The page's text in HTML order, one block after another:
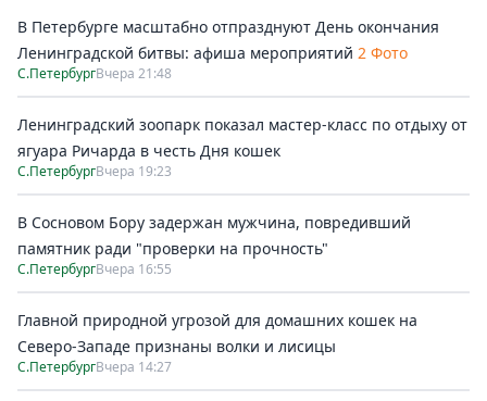
В Петербурге масштабно отпразднуют День окончания
Ленинградской битвы: афиша мероприятий 2 Фото
С.ПетербургВчера 21:48
Ленинградский зоопарк показал мастер-класс по отдыху от
ягуара Ричарда в честь Дня кошек
С.ПетербургВчера 19:23
В Сосновом Бору задержан мужчина, повредивший
памятник ради "проверки на прочность"
С.ПетербургВчера 16:55
Главной природной угрозой для домашних кошек на
Северо-Западе признаны волки и лисицы
С.ПетербургВчера 14:27